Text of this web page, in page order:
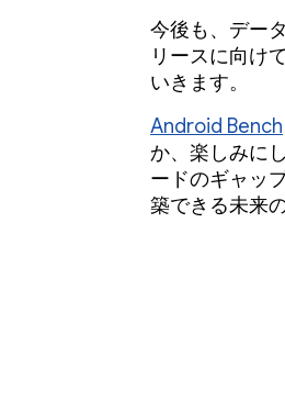
今後も、デー
リースに向け
いきます。
Android Bench
か、楽しみに
ードのギャッ
築できる未来